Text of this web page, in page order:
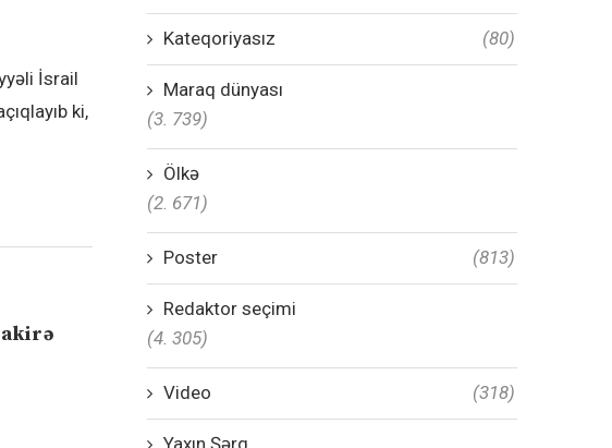
İsrail
ki,
Kateqoriyasız (80)
Maraq dünyası
(3. 739)
Ölkə
(2. 671)
Poster (813)
Redaktor seçimi
(4. 305)
Video (318)
Yaxın Şərq